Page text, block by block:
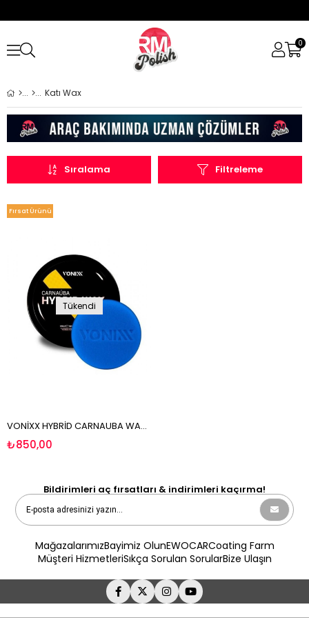
0
Katı Wax
Filtreleme
Sıralama
Tükendi
VONİXX HYBRİD CARNAUBA WAX – HİBRİD CARNAUBA KATI WAX - 240 ML + UYGULAMA APLİKATÖRÜ
₺850,00
Fırsat Ürünü
Bildirimleri aç fırsatları & indirimleri kaçırma!
MağazalarımızBayimiz OlunEWOCARCoating Farm
Müşteri HizmetleriSıkça Sorulan SorularBize Ulaşın